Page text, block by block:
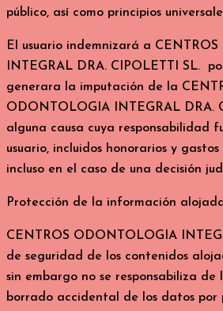
público, así como principios
El usuario indemnizará a
INTEGRAL DRA. CIPOLETTI SL.
generara la imputación de la
ODONTOLOGIA INTEGRAL DRA.
alguna causa cuya responsabilidad
usuario, incluidos honorarios y
incluso en el caso de una decisión
Protección de la información
CENTROS ODONTOLOGIA
de seguridad de los contenidos
sin embargo no se responsabiliza de
borrado accidental de los datos por